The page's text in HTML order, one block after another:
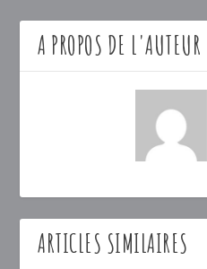
A PROPOS DE L'AUTEUR
ARTICLES SIMILAIRES